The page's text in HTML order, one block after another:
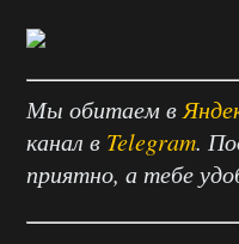
Мы обитаем в
канал в Telegram.
приятно, а тебе